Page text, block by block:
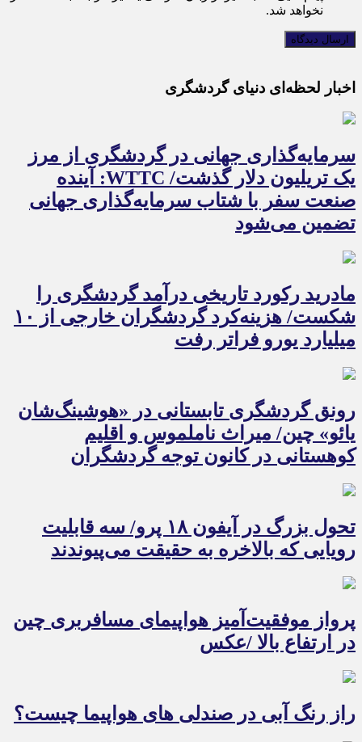
نخواهد شد.
اخبار لحظه‌ای دنیای گردشگری
سرمایه‌گذاری جهانی در گردشگری از مرز
یک تریلیون دلار گذشت/ WTTC: آینده
صنعت سفر با شتاب سرمایه‌گذاری جهانی
تضمین می‌شود
مادرید رکورد تاریخی درآمد گردشگری را
شکست/ هزینه‌کرد گردشگران خارجی از ۱۰
میلیارد یورو فراتر رفت
رونق گردشگری تابستانی در «هوشینگ‌شان
یائو» چین/ میراث ناملموس و اقلیم
کوهستانی در کانون توجه گردشگران
تحول بزرگ در آیفون ۱۸ پرو/ سه قابلیت
رویایی که بالاخره به حقیقت می‌پیوندند
پرواز موفقیت‌آمیز هواپیمای مسافربری چین
در ارتفاع بالا /عکس
راز رنگ آبی در صندلی های هواپیما چیست؟